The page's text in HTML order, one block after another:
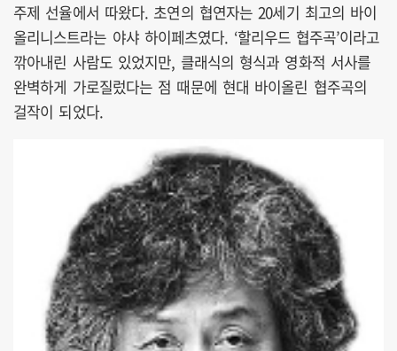
주제 선율에서 따왔다. 초연의 협연자는 20세기 최고의 바이
올리니스트라는 야샤 하이페츠였다. ‘할리우드 협주곡’이라고
깎아내린 사람도 있었지만, 클래식의 형식과 영화적 서사를
완벽하게 가로질렀다는 점 때문에 현대 바이올린 협주곡의
걸작이 되었다.